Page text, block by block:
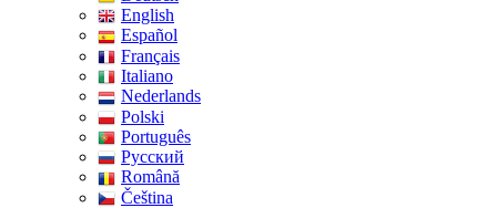
English
Español
Français
Italiano
Nederlands
Polski
Português
Pусский
Română
Čeština